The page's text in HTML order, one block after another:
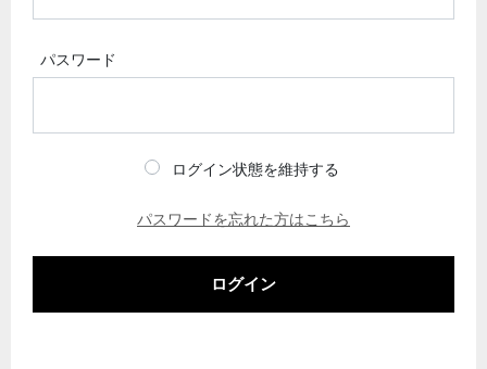
パスワード
ログイン状態を維持する
パスワードを忘れた方はこちら
ログイン